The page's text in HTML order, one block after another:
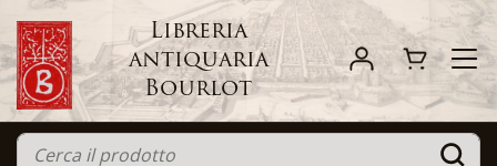
Libreria
antiquaria
Bourlot